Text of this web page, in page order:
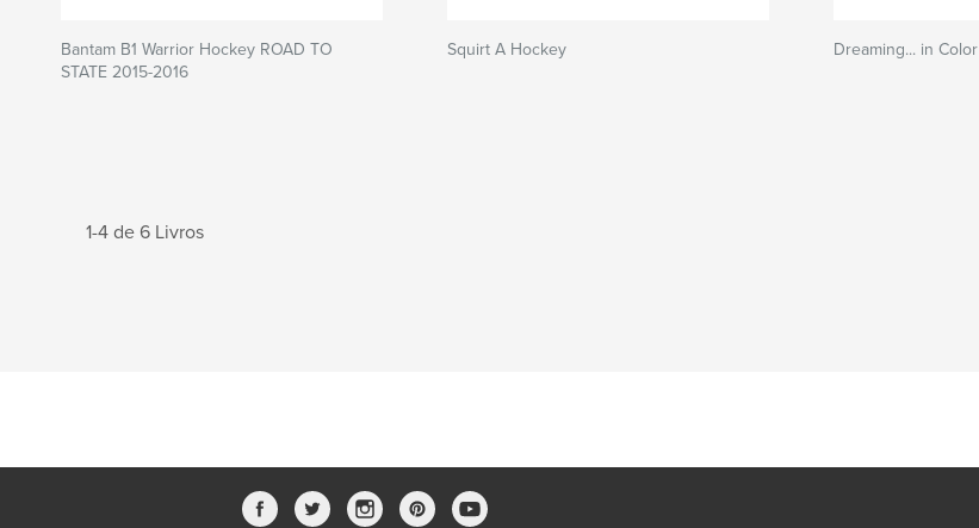
Bantam B1 Warrior Hockey ROAD TO
STATE 2015-2016
Squirt A Hockey Dreaming... in Color
1-4 de 6 Livros